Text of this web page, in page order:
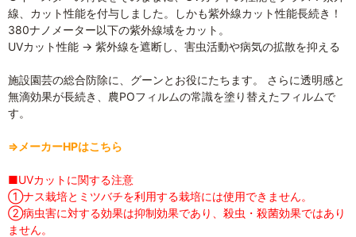
線、カット性能を付与しました。しかも紫外線カット性能長続き！
380ナノメーター以下の紫外線域をカット。
UVカット性能 → 紫外線を遮断し、害虫活動や病気の拡散を抑える
施設園芸の総合防除に、グーンとお役にたちます。 さらに透明感と
無滴効果が長続き、農POフィルムの常識を塗り替えたフィルムで
す。
⇒メーカーHPはこちら
■UVカットに関する注意
①ナス栽培とミツバチを利用する栽培には使用できません。
②病虫害に対する効果は抑制効果であり、殺虫・殺菌効果ではあり
ません。